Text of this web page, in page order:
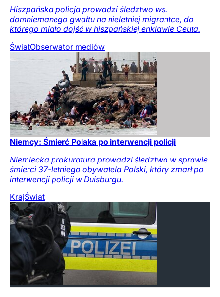
Hiszpańska policja prowadzi śledztwo ws.
domniemanego gwałtu na nieletniej migrantce, do
którego miało dojść w hiszpańskiej enklawie Ceuta.
ŚwiatObserwator mediów
Niemcy: Śmierć Polaka po interwencji policji
Niemiecka prokuratura prowadzi śledztwo w sprawie
śmierci 37-letniego obywatela Polski, który zmarł po
interwencji policji w Duisburgu.
KrajŚwiat